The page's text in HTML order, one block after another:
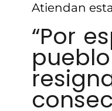
Atiendan
“Por